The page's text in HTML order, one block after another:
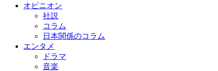
オピニオン
社説
コラム
日本関係のコラム
エンタメ
ドラマ
音楽